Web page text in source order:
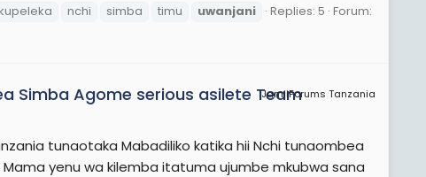
nchi simba timu uwanjani Replies: 5 Forum:
JamiiForums Tanzania
Simba Agome serious asilete Team
tunaotaka Mabadiliko katika hii Nchi tunaombea
yenu wa kilemba itatuma ujumbe mkubwa sana